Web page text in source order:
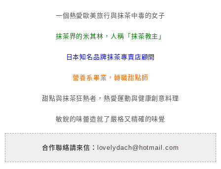
一個熱愛歐美旅行與抹茶中毒的女子
抹茶界的米其林，人稱「抹茶教主」
日本知名品牌抹茶專賣店顧問
營養系畢業，轉職甜點師
甜點與抹茶狂熱者，熱愛運動與健康創意料理
敏銳的味蕾造就了嚴格又精確的味覺
合作聯絡請來信： lovelydach@hotmail.com